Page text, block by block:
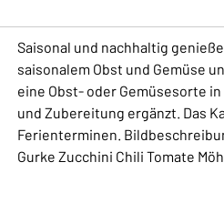
Saisonal und nachhaltig
saisonalem Obst und Gemüse
eine Obst- oder Gemüsesorte
und Zubereitung ergänzt. Das
Ferienterminen.
Gurke Zucchini Chili Tomate